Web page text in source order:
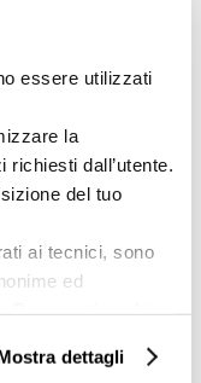
essere utilizzati
la
dall’utente.
del tuo
ai tecnici, sono
ed
utilizzati, solo
dettagli